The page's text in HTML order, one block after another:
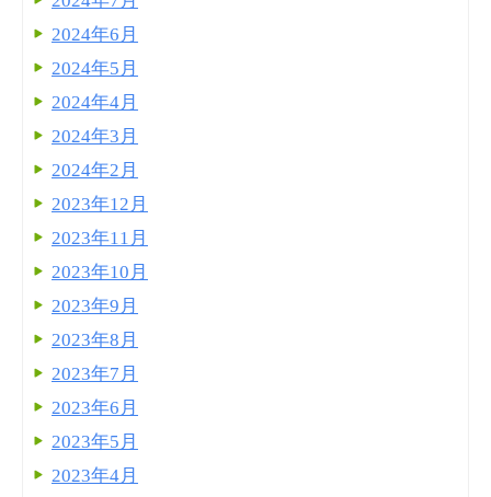
2024年6月
2024年5月
2024年4月
2024年3月
2024年2月
2023年12月
2023年11月
2023年10月
2023年9月
2023年8月
2023年7月
2023年6月
2023年5月
2023年4月